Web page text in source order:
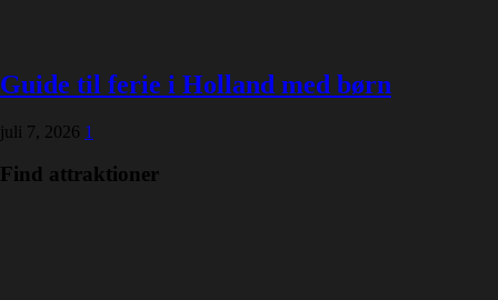
Guide til ferie i Holland med børn
juli 7, 2026 1
Find attraktioner